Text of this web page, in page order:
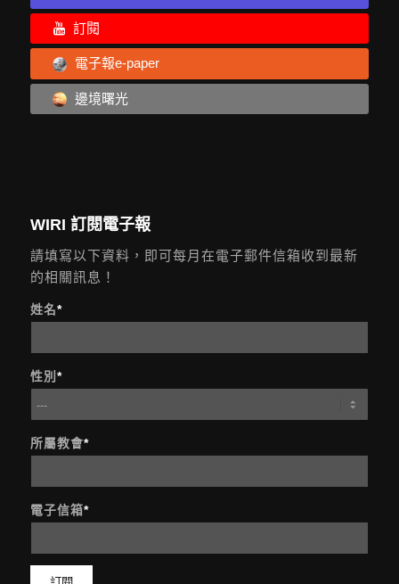
訂閱
電子報e-paper
邊境曙光
WIRI 訂閱電子報
請填寫以下資料，即可每月在電子郵件信箱收到最新
的相關訊息！
姓名*
性別 *
所屬教會*
電子信箱*